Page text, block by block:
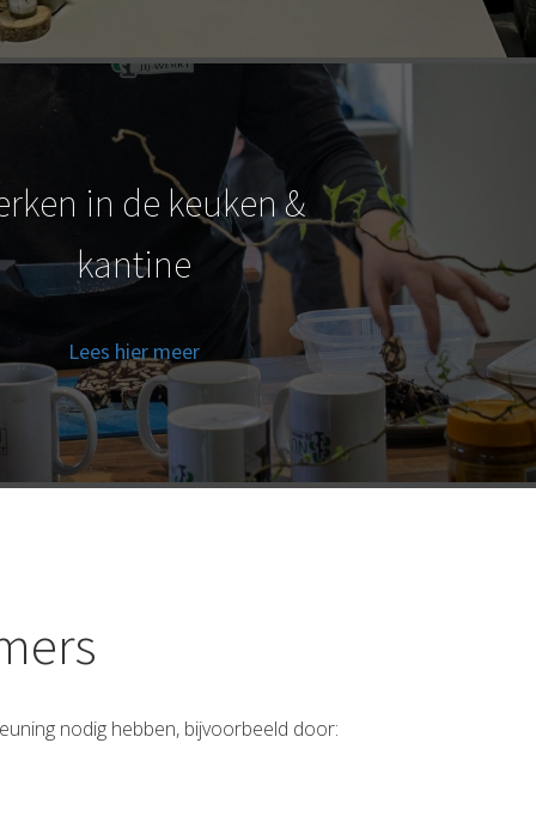
in de keuken &
kantine
Lees hier meer
nodig hebben, bijvoorbeeld door: